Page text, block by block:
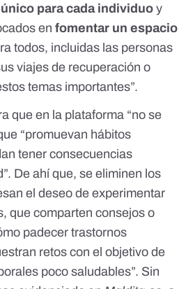
para cada individuo y
en fomentar un espacio
todos, incluidas las personas
viajes de recuperación o
temas importantes”.
que en la plataforma “no se
“promuevan hábitos
tener consecuencias
De ahí que, se eliminen los
el deseo de experimentar
que comparten consejos o
padecer trastornos
retos con el objetivo de
poco saludables”. Sin